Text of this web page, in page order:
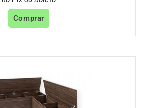
Comprar